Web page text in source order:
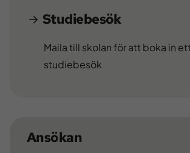
Studiebesök
Maila till skolan för att boka in ett
studiebesök
Ansökan